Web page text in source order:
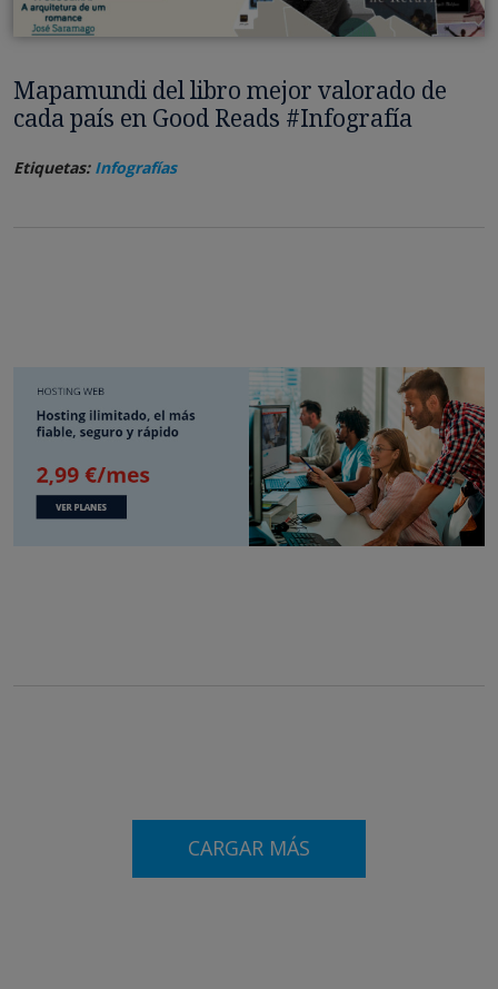
Mapamundi del libro mejor valorado de
cada país en Good Reads #Infografía
Etiquetas: Infografías
CARGAR MÁS